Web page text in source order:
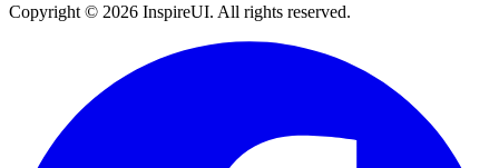
Copyright © 2026 InspireUI. All rights reserved.